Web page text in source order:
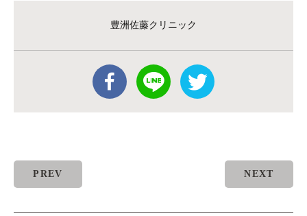
豊洲佐藤クリニック
PREV NEXT